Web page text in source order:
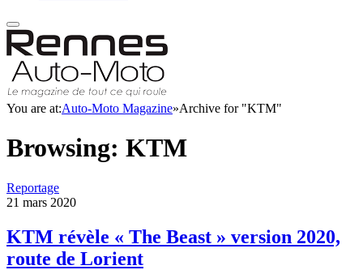
You are at:Auto-Moto Magazine»Archive for "KTM"
Browsing: KTM
Reportage
21 mars 2020
KTM révèle « The Beast » version 2020,
route de Lorient